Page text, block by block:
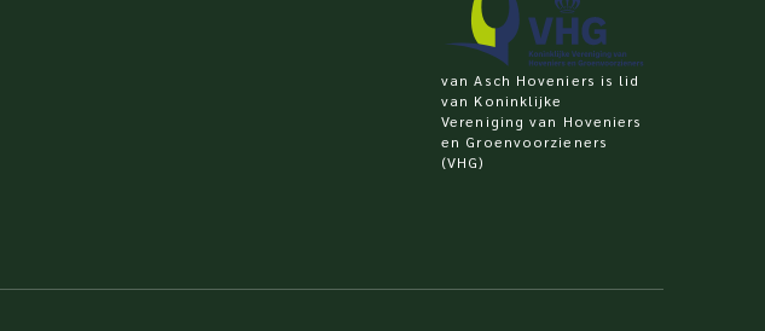
van Asch Hoveniers is lid
van Koninklijke
Vereniging van Hoveniers
en Groenvoorzieners
(VHG)